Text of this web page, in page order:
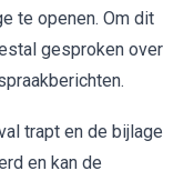
te openen. Om dit
gesproken over
trapt en de bijlage
en kan de